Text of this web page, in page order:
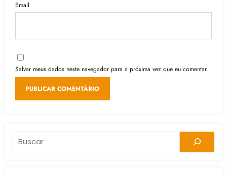
Email
Salvar meus dados neste navegador para a próxima vez que eu comentar.
Pesquisar